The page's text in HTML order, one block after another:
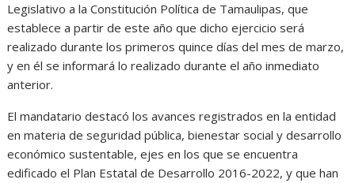
Legislativo a la Constitución Política de Tamaulipas, que
establece a partir de este año que dicho ejercicio será
realizado durante los primeros quince días del mes de marzo,
y en él se informará lo realizado durante el año inmediato
anterior.
El mandatario destacó los avances registrados en la entidad
en materia de seguridad pública, bienestar social y desarrollo
económico sustentable, ejes en los que se encuentra
edificado el Plan Estatal de Desarrollo 2016-2022, y que han